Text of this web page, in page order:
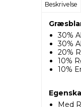
Beskrivelse
30%
30%
20%
10%
10%
Med